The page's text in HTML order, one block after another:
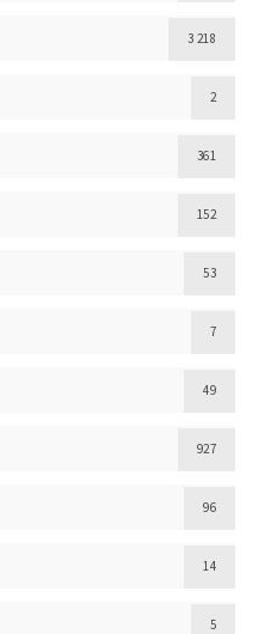
3 218
2
361
152
53
7
49
927
96
14
5